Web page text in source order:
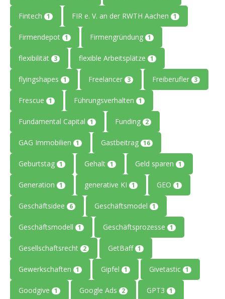
Fintech 1 FIR e. V. an der RWTH Aachen 1
Firmendepot 1 Firmengründung 1
flexibilität 3 flexible Arbeitsplätze 1
flyingshapes 1 Freelancer 3 Freiberufler 3
Frescue 1 Führungsverhalten 1
Fundamental Capital 1 Funding 2
GAG Immobilien 1 Gastbeitrag 16
Geburtstag 1 Gehalt 1 Geld sparen 1
Generation 1 generative KI 1 GEO 1
Geschäftsidee 6 Geschäftsmodel 1
Geschäftsmodell 1 Geschäftsprozesse 1
Gesellschaftsrecht 2 GetBaff 1
Gewerkschaften 1 Gipfel 1 Givetastic 1
Goodgive 1 Google Ads 2 GPT3 1